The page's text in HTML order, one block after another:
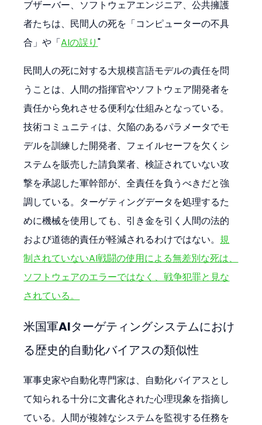
ブザーバー、ソフトウェアエンジニア、公共擁護
者たちは、民間人の死を「コンピューターの不具
合」や「AIの誤り"
民間人の死に対する大規模言語モデルの責任を問
うことは、人間の指揮官やソフトウェア開発者を
責任から免れさせる便利な仕組みとなっている。
技術コミュニティは、欠陥のあるパラメータでモ
デルを訓練した開発者、フェイルセーフを欠くシ
ステムを販売した請負業者、検証されていない攻
撃を承認した軍幹部が、全責任を負うべきだと強
調している。ターゲティングデータを処理するた
めに機械を使用しても、引き金を引く人間の法的
および道徳的責任が軽減されるわけではない。 規
制されていないAI戦闘の使用による無差別な死は、
ソフトウェアのエラーではなく、戦争犯罪と見な
されている。
米国軍AIターゲティングシステムにおけ
る歴史的自動化バイアスの類似性
軍事史家や自動化専門家は、自動化バイアスとし
て知られる十分に文書化された心理現象を指摘し
ている。人間が複雑なシステムを監視する任務を